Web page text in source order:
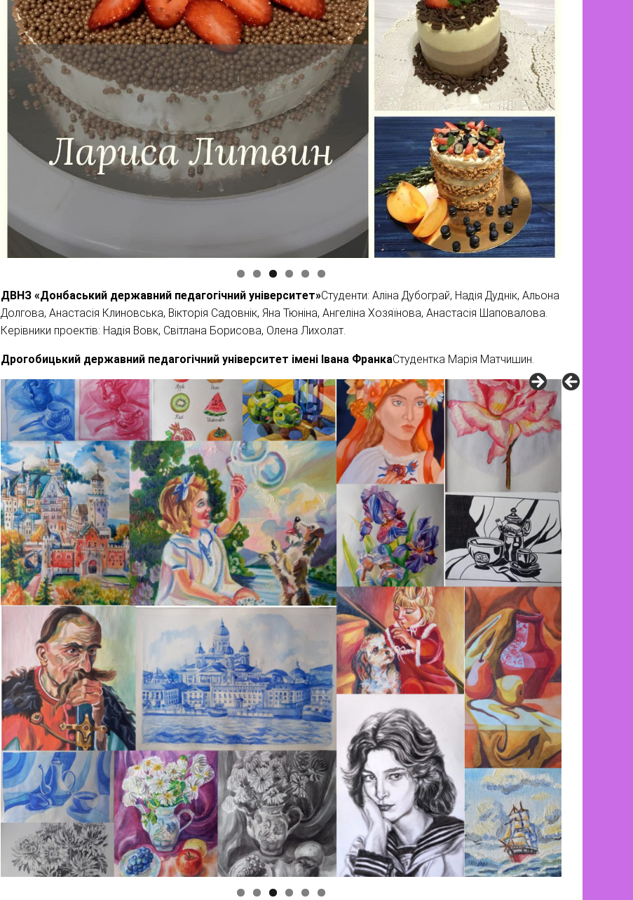
ДВНЗ «Донбаський державний педагогічний університет»Студенти: Аліна Дубограй, Надія Дуднік, Альона
Долгова, Анастасія Клиновська, Вікторія Садовнік, Яна Тюніна, Ангеліна Хозяїнова, Анастасія Шаповалова.
Керівники проектів: Надія Вовк, Світлана Борисова, Олена Лихолат.
Дрогобицький державний педагогічний університет імені Івана ФранкаСтудентка Марія Матчишин.